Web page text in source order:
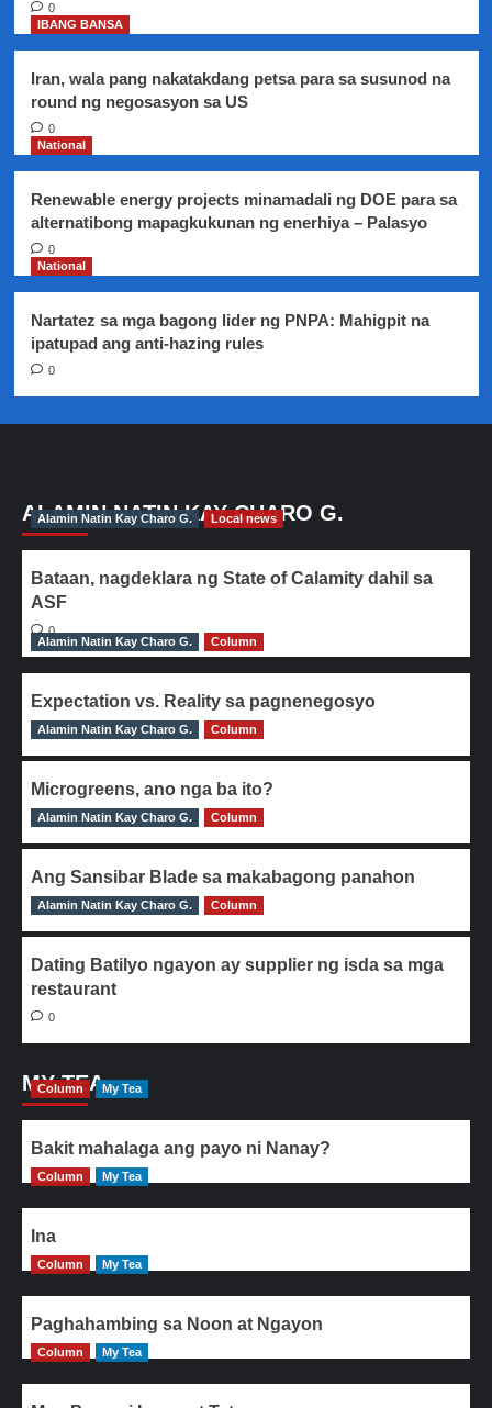
0
IBANG BANSA
Iran, wala pang nakatakdang petsa para sa susunod na
round ng negosasyon sa US
0
National
Renewable energy projects minamadali ng DOE para sa
alternatibong mapagkukunan ng enerhiya – Palasyo
0
National
Nartatez sa mga bagong lider ng PNPA: Mahigpit na
ipatupad ang anti-hazing rules
0
ALAMIN NATIN KAY CHARO G.
Alamin Natin Kay Charo G. Local news
Bataan, nagdeklara ng State of Calamity dahil sa
ASF
0
Alamin Natin Kay Charo G.
Column
Expectation vs. Reality sa pagnenegosyo
0
Alamin Natin Kay Charo G. Column
Microgreens, ano nga ba ito?
0
Alamin Natin Kay Charo G. Column
Ang Sansibar Blade sa makabagong panahon
0
Alamin Natin Kay Charo G. Column
Dating Batilyo ngayon ay supplier ng isda sa mga
restaurant
0
MY TEA
Column My Tea
Bakit mahalaga ang payo ni Nanay?
Column My Tea
Ina
Column My Tea
Paghahambing sa Noon at Ngayon
Column My Tea